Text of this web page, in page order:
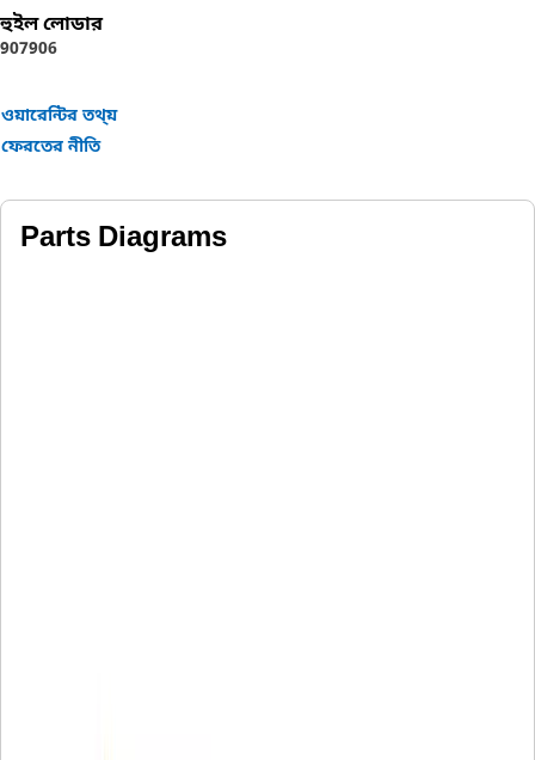
হুইল লোডার
907906
ওয়ারেন্টির তথ্য়
ফেরতের নীতি
Parts Diagrams